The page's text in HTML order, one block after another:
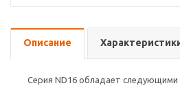
Описание
Серия ND16 обладает